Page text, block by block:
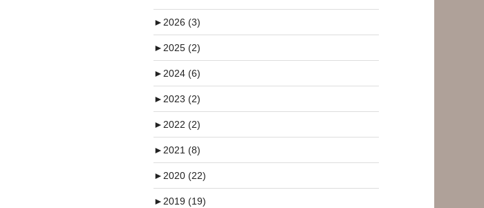
►2026 (3)
►2025 (2)
►2024 (6)
►2023 (2)
►2022 (2)
►2021 (8)
►2020 (22)
►2019 (19)